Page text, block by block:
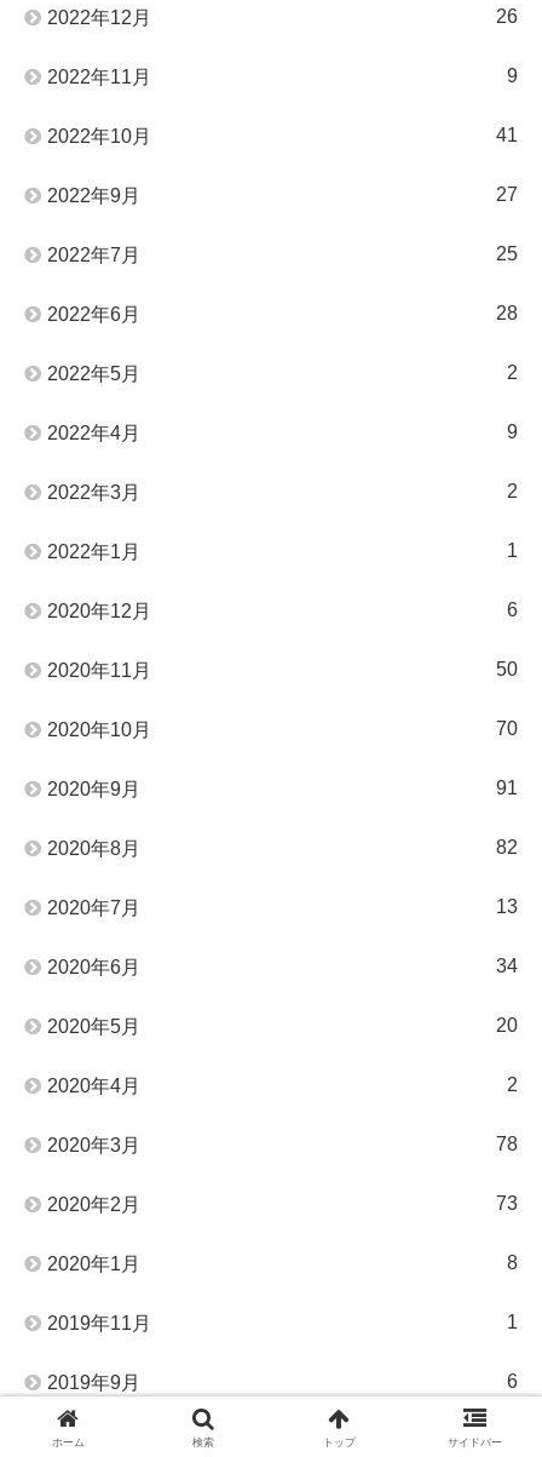
2022年12月 26
2022年11月 9
2022年10月 41
2022年9月 27
2022年7月 25
2022年6月 28
2022年5月 2
2022年4月 9
2022年3月 2
2022年1月 1
2020年12月 6
2020年11月 50
2020年10月 70
2020年9月 91
2020年8月 82
2020年7月 13
2020年6月 34
2020年5月 20
2020年4月 2
2020年3月 78
2020年2月 73
2020年1月 8
2019年11月 1
2019年9月 6
2019年6月 14
ホーム 検索 トップ サイドバー